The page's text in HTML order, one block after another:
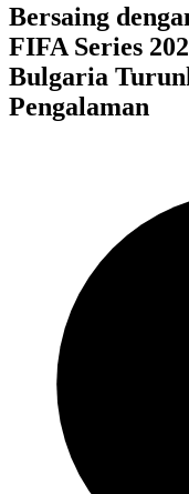
Bersaing
FIFA Series
Bulgaria
Pengalaman